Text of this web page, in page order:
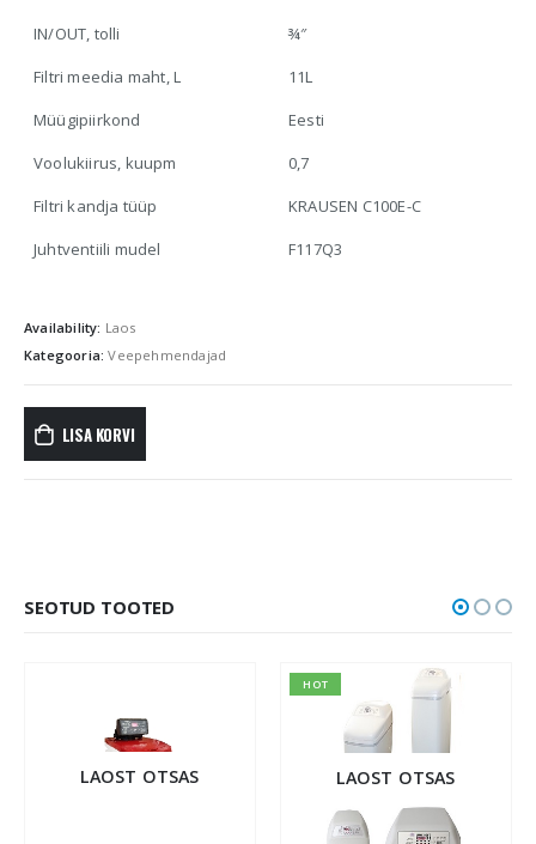
IN/OUT, tolli
¾″
Filtri meedia maht, L
11L
Müügipiirkond
Eesti
Voolukiirus, kuupm
0,7
Filtri kandja tüüp
KRAUSEN C100E-C
Juhtventiili mudel
F117Q3
Availability: Laos
Kategooria:Veepehmendajad
LISA KORVI
SEOTUD TOOTED
LAOST OTSAS
HOT
LAOST OTSAS